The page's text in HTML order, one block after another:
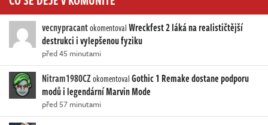
vecnypracantokomentovalWreckfest 2 láká na realističtější
destrukci i vylepšenou fyziku
před 45 minutami
Nitram1980CZokomentovalGothic 1 Remake dostane podporu
modů i legendární Marvin Mode
před 57 minutami